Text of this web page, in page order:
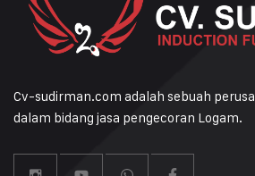
Cv-sudirman.com adalah sebuah
dalam bidang jasa pengecoran Logam.